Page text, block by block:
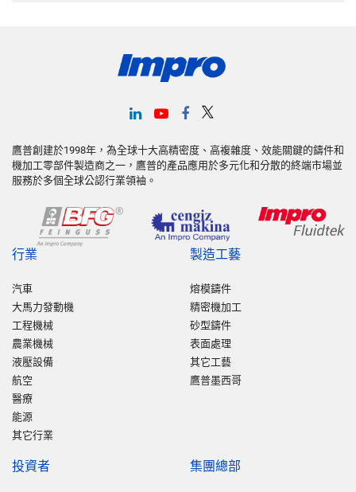
鷹普創建於1998年，為全球十大高精密度、高複雜度、效能關鍵的鑄件和
機加工零部件製造商之一，鷹普的產品應用於多元化和分散的終端市場並
服務於多個全球公認行業領袖。
行業
汽車
大馬力發動機
工程機械
農業機械
液壓設備
航空
醫療
能源
其它行業
製造工藝
熔模鑄件
精密機加工
砂型鑄件
表面處理
其它工藝
鷹普墨西哥
投資者 集團總部